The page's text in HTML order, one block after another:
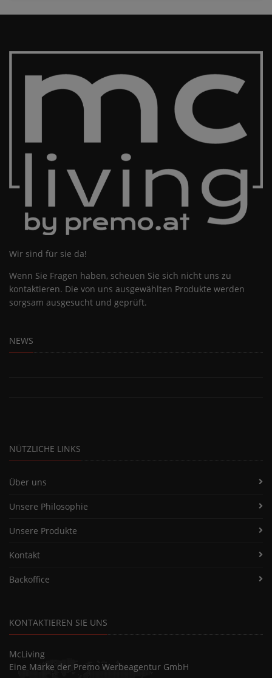
Wir sind für sie da!
Wenn Sie Fragen haben, scheuen Sie sich nicht uns zu
kontaktieren. Die von uns ausgewählten Produkte werden
sorgsam ausgesucht und geprüft.
NEWS
NÜTZLICHE LINKS
Über uns
Unsere Philosophie
Unsere Produkte
Kontakt
Backoffice
KONTAKTIEREN SIE UNS
McLiving
Eine Marke der Premo Werbeagentur GmbH